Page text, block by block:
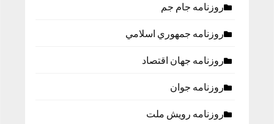
روزنامه جام جم
روزنامه جمهوري اسلامي
روزنامه جهان اقتصاد
روزنامه جوان
روزنامه رویش ملت